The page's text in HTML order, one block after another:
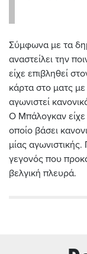
Σύμφωνα με τα
αναστείλει την
είχε επιβληθεί
κάρτα στο ματς
αγωνιστεί
Ο Μπάλογκαν είχε
οποίο βάσει
μίας
γεγονός που
βελγική πλευρά.